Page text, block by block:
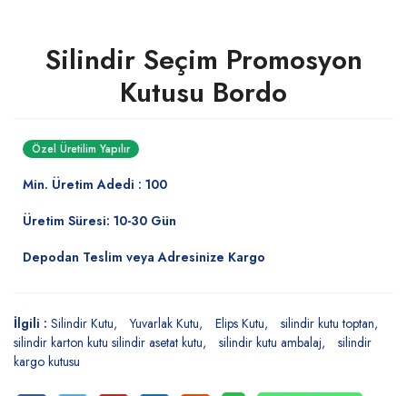
Silindir Seçim Promosyon
Kutusu Bordo
Özel Üretilim Yapılır
Min. Üretim Adedi : 100
Üretim Süresi: 10-30 Gün
Depodan Teslim veya Adresinize Kargo
İlgili : Silindir Kutu Yuvarlak Kutu Elips Kutu
silindir kutu toptan
silindir karton kutu silindir asetat kutu
silindir kutu ambalaj
silindir
kargo kutusu